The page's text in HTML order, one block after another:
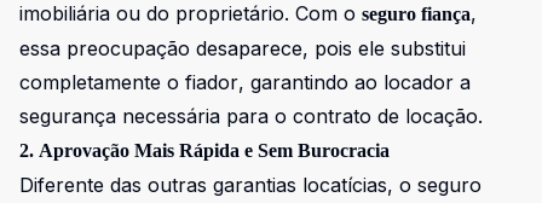
imobiliária ou do proprietário. Com o seguro fiança,
essa preocupação desaparece, pois ele substitui
completamente o fiador, garantindo ao locador a
segurança necessária para o contrato de locação.
2. Aprovação Mais Rápida e Sem Burocracia
Diferente das outras garantias locatícias, o seguro